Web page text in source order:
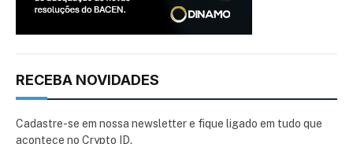
RECEBA NOVIDADES
Cadastre-se em nossa newsletter e fique ligado em tudo que
acontece no Crypto ID.